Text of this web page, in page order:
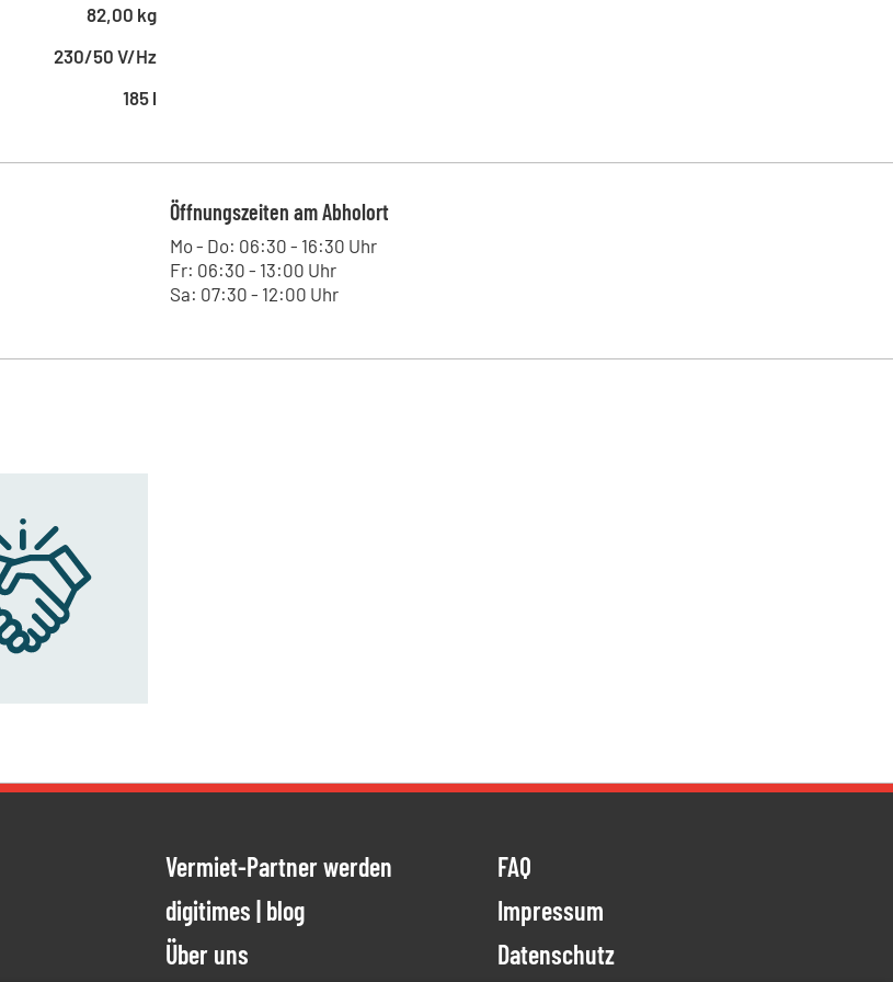
82,00 kg
230/50 V/Hz
185 l
Öffnungszeiten am Abholort
Mo - Do: 06:30 - 16:30 Uhr
Fr: 06:30 - 13:00 Uhr
Sa: 07:30 - 12:00 Uhr
Vermiet-Partner werden
digitimes | blog
Über uns
FAQ
Impressum
Datenschutz